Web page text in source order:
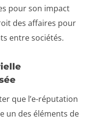
pour son impact
des affaires pour
entre sociétés.
que l’e-réputation
un des éléments de